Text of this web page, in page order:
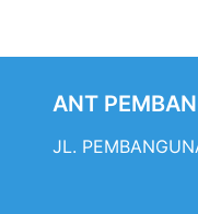
ANT
JL.